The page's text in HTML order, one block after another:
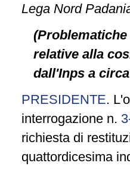
Lega Nord
relative alla
dall'Inps a
PRESIDENTE.
interrogazione n.
richiesta di
quattordicesima